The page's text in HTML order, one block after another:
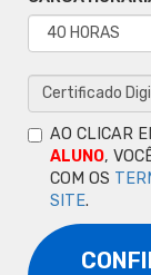
AO CLICAR
ALUNO,
COM OS
SITE.